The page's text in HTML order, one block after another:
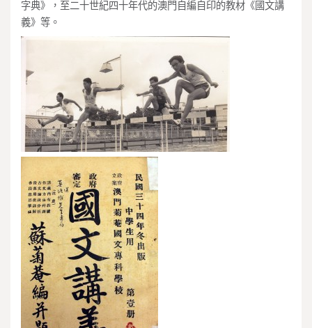
字典》，至二十世紀四十年代的澳門自編自印的教材《國文講
義》等。